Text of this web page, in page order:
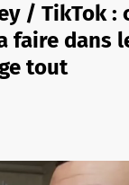
/ TikTok :
faire dans
tout